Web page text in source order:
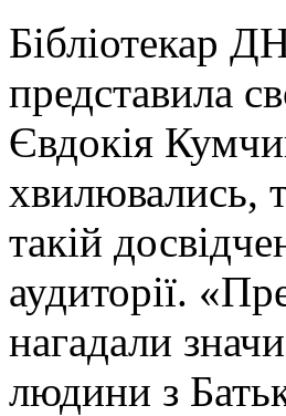
Бібліотекар
представила
Євдокія
хвилювались,
такій
аудиторії.
нагадали
людини з